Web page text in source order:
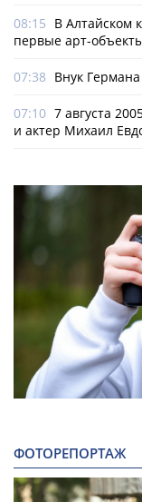
08:15 В Алтайском
первые арт-
07:38 Внук
07:10 7 августа
и актер Михаил
ФОТОРЕПОРТАЖ